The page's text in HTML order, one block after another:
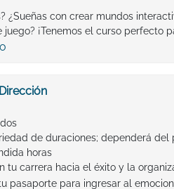
¿Sueñas con crear mundos
¡Tenemos el curso perfecto
de duraciones; dependerá del
horas
tu carrera hacia el éxito y la
pasaporte para ingresar al